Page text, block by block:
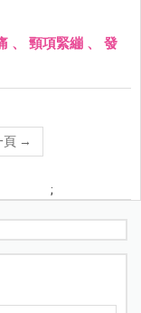
、 頸項緊繃 、 發
頁 →
;